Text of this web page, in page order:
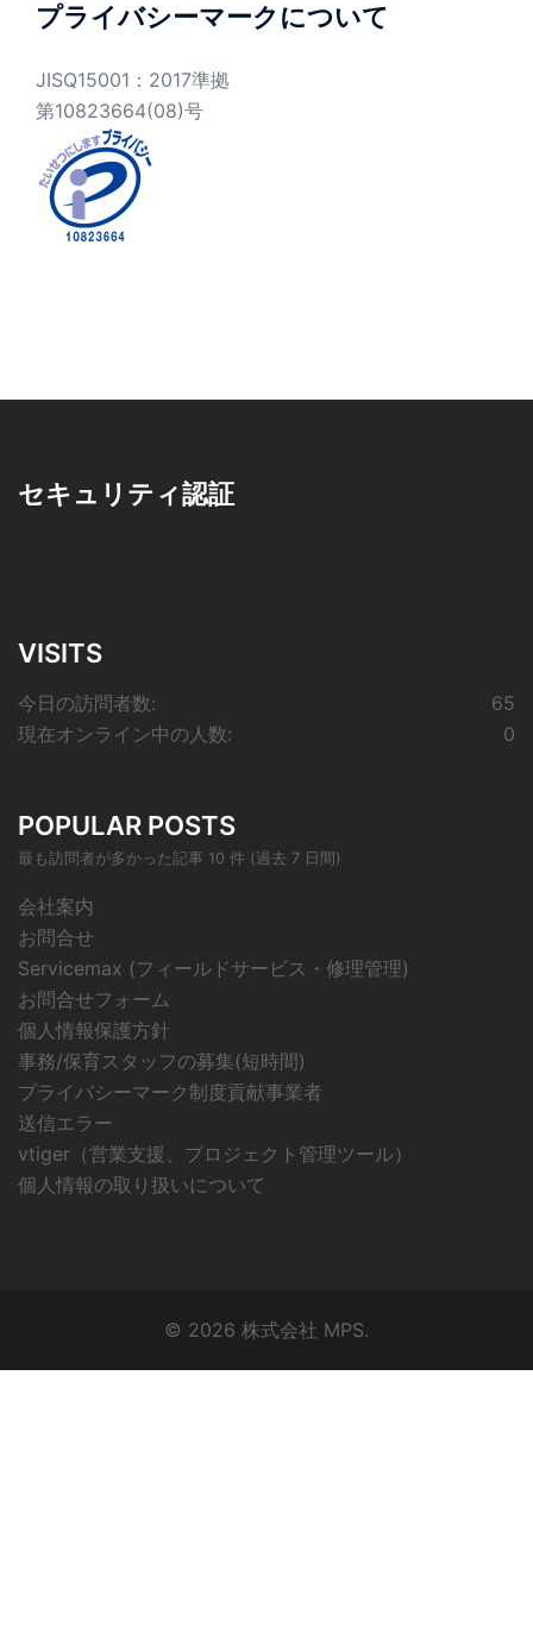
プライバシーマークについて
JISQ15001：2017準拠
第10823664(08)号
セキュリティ認証
VISITS
65
今日の訪問者数:
0
現在オンライン中の人数:
POPULAR POSTS
最も訪問者が多かった記事 10 件 (過去 7 日間)
会社案内
お問合せ
Servicemax (フィールドサービス・修理管理)
お問合せフォーム
個人情報保護方針
事務/保育スタッフの募集(短時間)
プライバシーマーク制度貢献事業者
送信エラー
vtiger（営業支援、プロジェクト管理ツール）
個人情報の取り扱いについて
© 2026 株式会社 MPS.